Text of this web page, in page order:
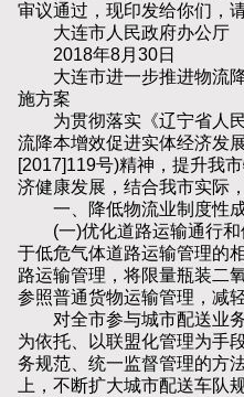
审议通过，现印发给你们，
大连市人民政府办公厅
2018年8月30日
大连市进一步推进物流降
施方案
为贯彻落实《辽宁省人民
流降本增效促进实体经济发
[2017]119号)精神，提升我
济健康发展，结合我市实际
一、降低物流业制度性
(一)优化道路运输通行和
于低危气体道路运输管理的
路运输管理，将限量瓶装二
参照普通货物运输管理，减
对全市参与城市配送业务
为依托、以联盟化管理为手
务规范、统一监督管理的方
上，不断扩大城市配送车队